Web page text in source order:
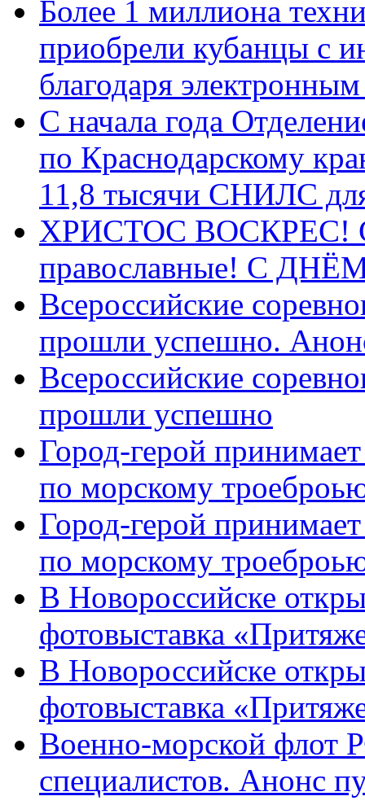
Более 1 миллиона
приобрели кубанцы с
благодаря
С начала года
по Краснодарскому
11,8 тысячи СНИЛС
ХРИСТОС ВОСКРЕС! С
православные! C
Всероссийские
прошли успешно.
Всероссийские
прошли успешно
Город-герой
по морскому
Город-герой
по морскому
В Новороссийске
фотовыставка
В Новороссийске
фотовыставка
Военно-морской флот
специалистов. Анонс